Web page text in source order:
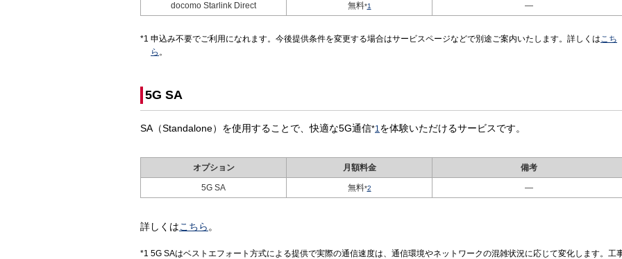
docomo Starlink Direct 無料*1 —
申込み不要でご利用になれます。今後提供条件を変更する場合はサービスページなどで別途ご案内いたします。詳しくはこち
ら 。
5G SA
SA（Standalone）を使用することで、快適な5G通信*1を体験いただけるサービスです。
オプション 月額料金 備考
5G SA 無料*2 —
詳しくはこちら 。
5G SAはベストエフォート方式による提供で実際の通信速度は、通信環境やネットワークの混雑状況に応じて変化します。工